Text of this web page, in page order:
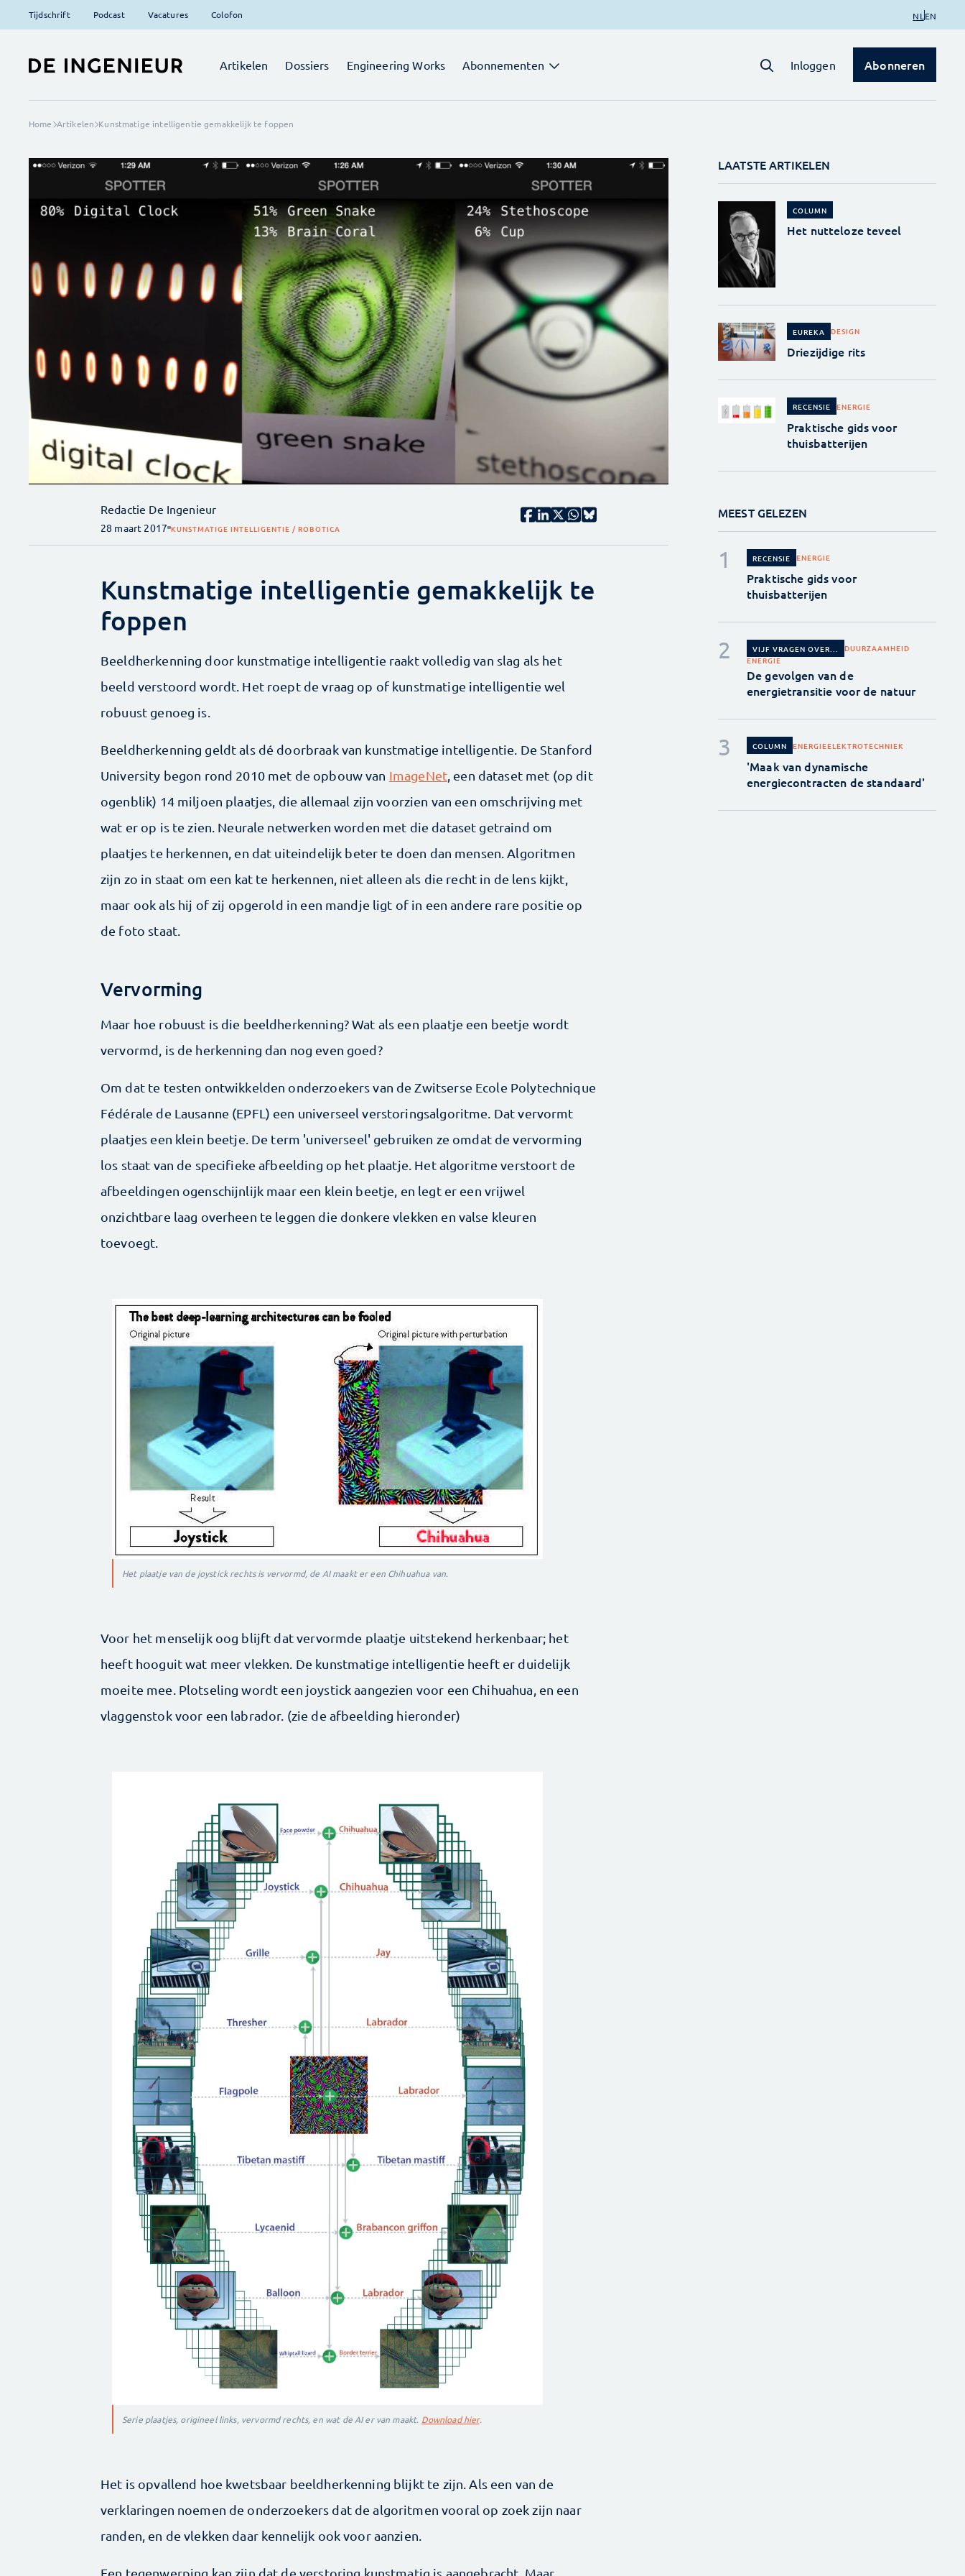
Tijdschrift Podcast Vacatures Colofon NL EN
Artikelen Dossiers Engineering Works Abonnementen Inloggen Abonneren
Home Artikelen Kunstmatige intelligentie gemakkelijk te foppen
Redactie De Ingenieur
28 maart 2017 KUNSTMATIGE INTELLIGENTIE / ROBOTICA
Kunstmatige intelligentie gemakkelijk te
foppen
Beeldherkenning door kunstmatige intelligentie raakt volledig van slag als het
beeld verstoord wordt. Het roept de vraag op of kunstmatige intelligentie wel
robuust genoeg is.
Beeldherkenning geldt als dé doorbraak van kunstmatige intelligentie. De Stanford
University begon rond 2010 met de opbouw van ImageNet, een dataset met (op dit
ogenblik) 14 miljoen plaatjes, die allemaal zijn voorzien van een omschrijving met
wat er op is te zien. Neurale netwerken worden met die dataset getraind om
plaatjes te herkennen, en dat uiteindelijk beter te doen dan mensen. Algoritmen
zijn zo in staat om een kat te herkennen, niet alleen als die recht in de lens kijkt,
maar ook als hij of zij opgerold in een mandje ligt of in een andere rare positie op
de foto staat.
Vervorming
Maar hoe robuust is die beeldherkenning? Wat als een plaatje een beetje wordt
vervormd, is de herkenning dan nog even goed?
Om dat te testen ontwikkelden onderzoekers van de Zwitserse Ecole Polytechnique
Fédérale de Lausanne (EPFL) een universeel verstoringsalgoritme. Dat vervormt
plaatjes een klein beetje. De term 'universeel' gebruiken ze omdat de vervorming
los staat van de specifieke afbeelding op het plaatje. Het algoritme verstoort de
afbeeldingen ogenschijnlijk maar een klein beetje, en legt er een vrijwel
onzichtbare laag overheen te leggen die donkere vlekken en valse kleuren
toevoegt.
Het plaatje van de joystick rechts is vervormd, de AI maakt er een Chihuahua van.
Voor het menselijk oog blijft dat vervormde plaatje uitstekend herkenbaar; het
heeft hooguit wat meer vlekken. De kunstmatige intelligentie heeft er duidelijk
moeite mee. Plotseling wordt een joystick aangezien voor een Chihuahua, en een
vlaggenstok voor een labrador. (zie de afbeelding hieronder)
Serie plaatjes, origineel links, vervormd rechts, en wat de AI er van maakt. Download hier.
Het is opvallend hoe kwetsbaar beeldherkenning blijkt te zijn. Als een van de
verklaringen noemen de onderzoekers dat de algoritmen vooral op zoek zijn naar
randen, en de vlekken daar kennelijk ook voor aanzien.
Een tegenwerping kan zijn dat de verstoring kunstmatig is aangebracht. Maar
LAATSTE ARTIKELEN
COLUMN
Het nutteloze teveel
EUREKA DESIGN
Driezijdige rits
RECENSIE ENERGIE
Praktische gids voor
thuisbatterijen
MEEST GELEZEN
RECENSIE ENERGIE
Praktische gids voor
thuisbatterijen
VIJF VRAGEN OVER...
DUURZAAMHEID
ENERGIE
De gevolgen van de
energietransitie voor de natuur
COLUMN ENERGIEELEKTROTECHNIEK
'Maak van dynamische
energiecontracten de standaard'